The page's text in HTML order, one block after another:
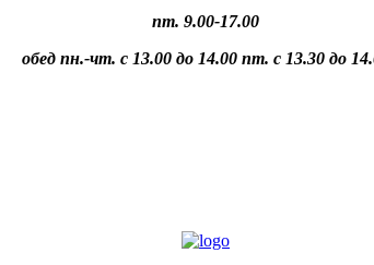
пт. 9.00-17.00
обед пн.-чт. с 13.00 до 14.00 пт. с 13.30 до